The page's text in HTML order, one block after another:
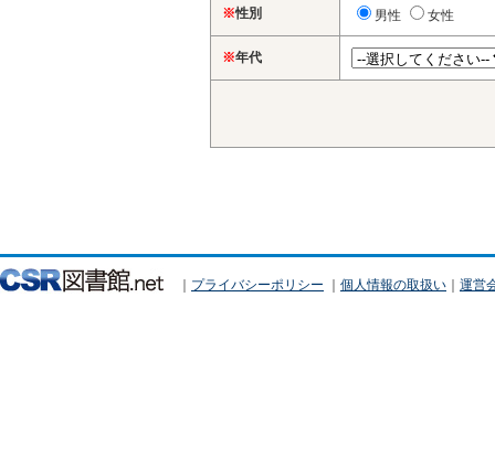
※性別 男性 女性
※年代
｜ プライバシーポリシー ｜ 個人情報の取扱い ｜ 運営